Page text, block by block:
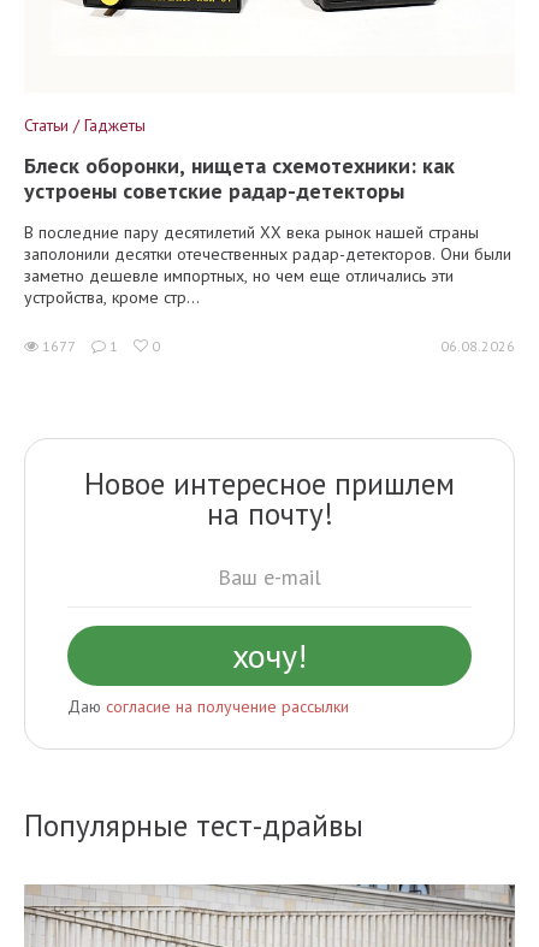
Статьи / Гаджеты
Блеск оборонки, нищета схемотехники: как
устроены советские радар-детекторы
В последние пару десятилетий XX века рынок нашей страны
заполонили десятки отечественных радар-детекторов. Они были
заметно дешевле импортных, но чем еще отличались эти
устройства, кроме стр...
1677 1 0 06.08.2026
Новое интересное пришлем
на почту!
Даю согласие на получение рассылки
Популярные тест-драйвы